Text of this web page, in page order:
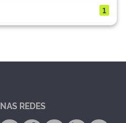
1
NAS REDES